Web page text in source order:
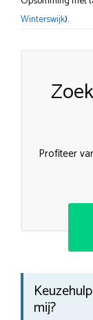
Winterswijk).
Profiteer
mij?